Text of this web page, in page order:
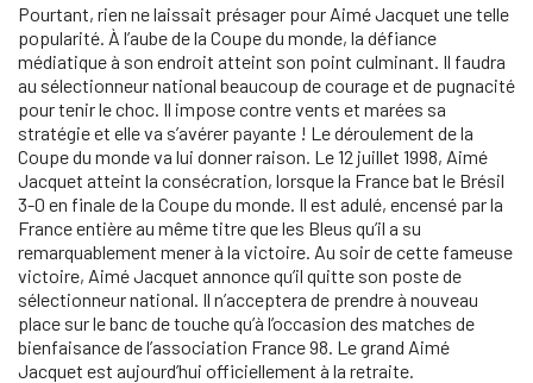
Pourtant, rien ne laissait présager pour Aimé Jacquet une telle
popularité. À l’aube de la Coupe du monde, la défiance
médiatique à son endroit atteint son point culminant. Il faudra
au sélectionneur national beaucoup de courage et de pugnacité
pour tenir le choc. Il impose contre vents et marées sa
stratégie et elle va s’avérer payante ! Le déroulement de la
Coupe du monde va lui donner raison. Le 12 juillet 1998, Aimé
Jacquet atteint la consécration, lorsque la France bat le Brésil
3-0 en finale de la Coupe du monde. Il est adulé, encensé par la
France entière au même titre que les Bleus qu’il a su
remarquablement mener à la victoire. Au soir de cette fameuse
victoire, Aimé Jacquet annonce qu’il quitte son poste de
sélectionneur national. Il n’acceptera de prendre à nouveau
place sur le banc de touche qu’à l’occasion des matches de
bienfaisance de l’association France 98. Le grand Aimé
Jacquet est aujourd’hui officiellement à la retraite.